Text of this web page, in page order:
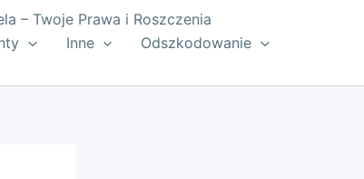
– Twoje Prawa i Roszczenia
Inne
Odszkodowanie